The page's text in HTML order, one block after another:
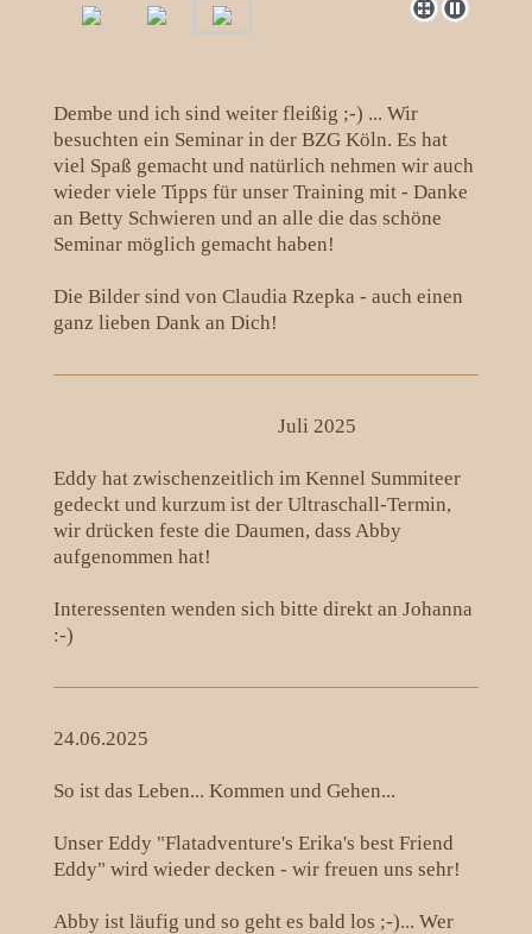
Dembe und ich sind weiter fleißig ;-) ... Wir
besuchten ein Seminar in der BZG Köln. Es hat
viel Spaß gemacht und natürlich nehmen wir auch
wieder viele Tipps für unser Training mit - Danke
an Betty Schwieren und an alle die das schöne
Seminar möglich gemacht haben!
Die Bilder sind von Claudia Rzepka - auch einen
ganz lieben Dank an Dich!
Juli 2025
Eddy hat zwischenzeitlich im Kennel Summiteer
gedeckt und kurzum ist der Ultraschall-Termin,
wir drücken feste die Daumen, dass Abby
aufgenommen hat!
Interessenten wenden sich bitte direkt an Johanna
:-)
24.06.2025
So ist das Leben... Kommen und Gehen...
Unser Eddy "Flatadventure's Erika's best Friend
Eddy" wird wieder decken - wir freuen uns sehr!
Abby ist läufig und so geht es bald los ;-)... Wer